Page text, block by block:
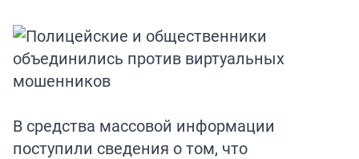
В средства массовой информации
поступили сведения о том, что